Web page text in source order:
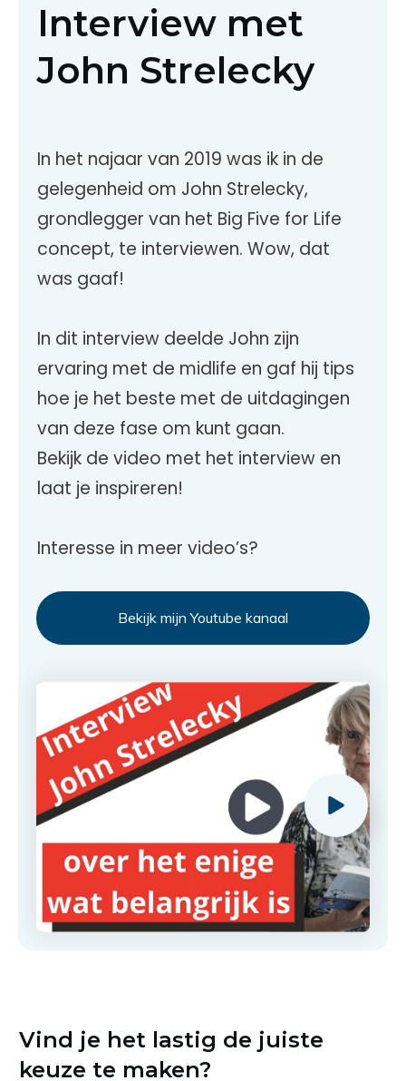
Interview met
John Strelecky
In het najaar van 2019 was ik in de
gelegenheid om John Strelecky,
grondlegger van het Big Five for Life
concept, te interviewen. Wow, dat
was gaaf!
In dit interview deelde John zijn
ervaring met de midlife en gaf hij tips
hoe je het beste met de uitdagingen
van deze fase om kunt gaan.
Bekijk de video met het interview en
laat je inspireren!
Interesse in meer video’s?
Bekijk mijn Youtube kanaal
Vind je het lastig de juiste
keuze te maken?